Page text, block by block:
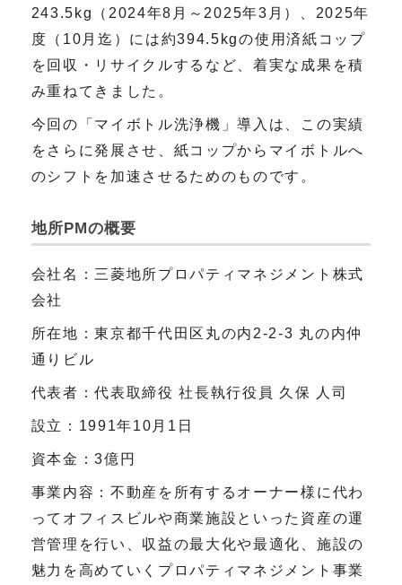
243.5kg（2024年8月～2025年3月）、2025年
度（10月迄）には約394.5kgの使用済紙コップ
を回収・リサイクルするなど、着実な成果を積
み重ねてきました。
今回の「マイボトル洗浄機」導入は、この実績
をさらに発展させ、紙コップからマイボトルへ
のシフトを加速させるためのものです。
地所PMの概要
会社名：三菱地所プロパティマネジメント株式
会社
所在地：東京都千代田区丸の内2-2-3 丸の内仲
通りビル
代表者：代表取締役 社長執行役員 久保 人司
設立：1991年10月1日
資本金：3億円
事業内容：不動産を所有するオーナー様に代わ
ってオフィスビルや商業施設といった資産の運
営管理を行い、収益の最大化や最適化、施設の
魅力を高めていくプロパティマネジメント事業